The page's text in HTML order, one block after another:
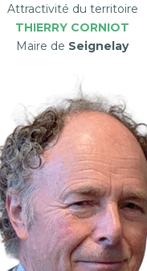
Attractivité du territoire
THIERRY CORNIOT
Maire de Seignelay